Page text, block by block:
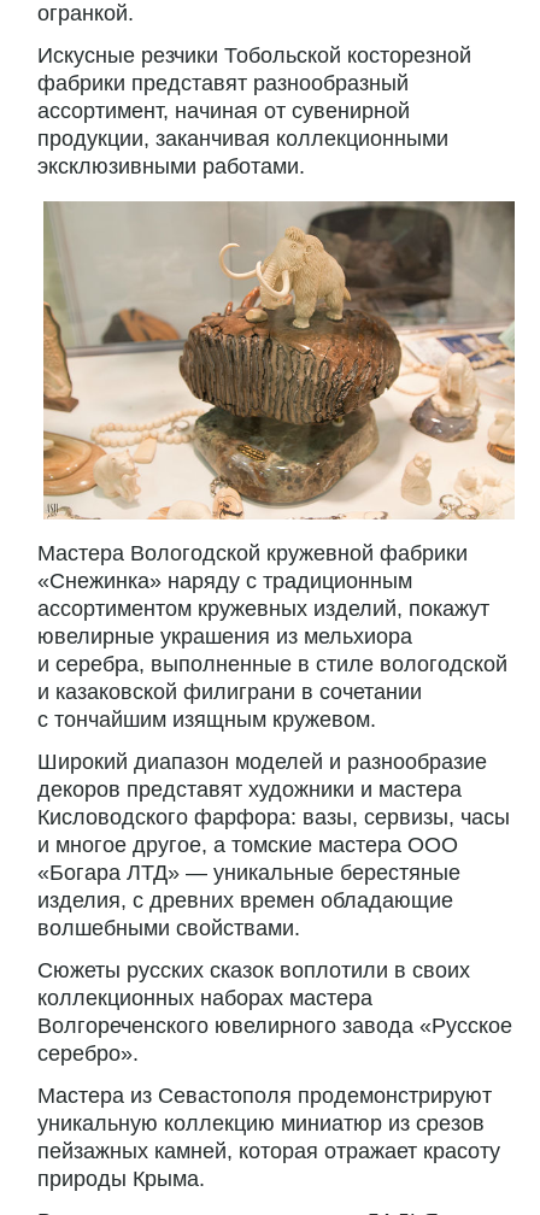
огранкой.
Искусные резчики Тобольской косторезной
фабрики представят разнообразный
ассортимент, начиная от сувенирной
продукции, заканчивая коллекционными
эксклюзивными работами.
Мастера Вологодской кружевной фабрики
«Снежинка» наряду с традиционным
ассортиментом кружевных изделий, покажут
ювелирные украшения из мельхиора
и серебра, выполненные в стиле вологодской
и казаковской филиграни в сочетании
с тончайшим изящным кружевом.
Широкий диапазон моделей и разнообразие
декоров представят художники и мастера
Кисловодского фарфора: вазы, сервизы, часы
и многое другое, а томские мастера ООО
«Богара ЛТД» — уникальные берестяные
изделия, с древних времен обладающие
волшебными свойствами.
Сюжеты русских сказок воплотили в своих
коллекционных наборах мастера
Волгореченского ювелирного завода «Русское
серебро».
Мастера из Севастополя продемонстрируют
уникальную коллекцию миниатюр из срезов
пейзажных камней, которая отражает красоту
природы Крыма.